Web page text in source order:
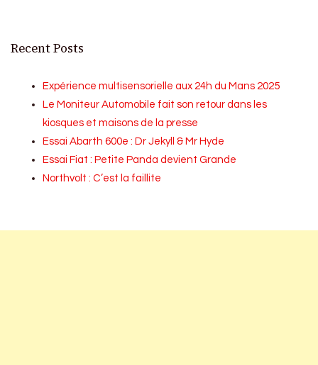
Recent Posts
Expérience multisensorielle aux 24h du Mans 2025
Le Moniteur Automobile fait son retour dans les
kiosques et maisons de la presse
Essai Abarth 600e : Dr Jekyll & Mr Hyde
Essai Fiat : Petite Panda devient Grande
Northvolt : C’est la faillite